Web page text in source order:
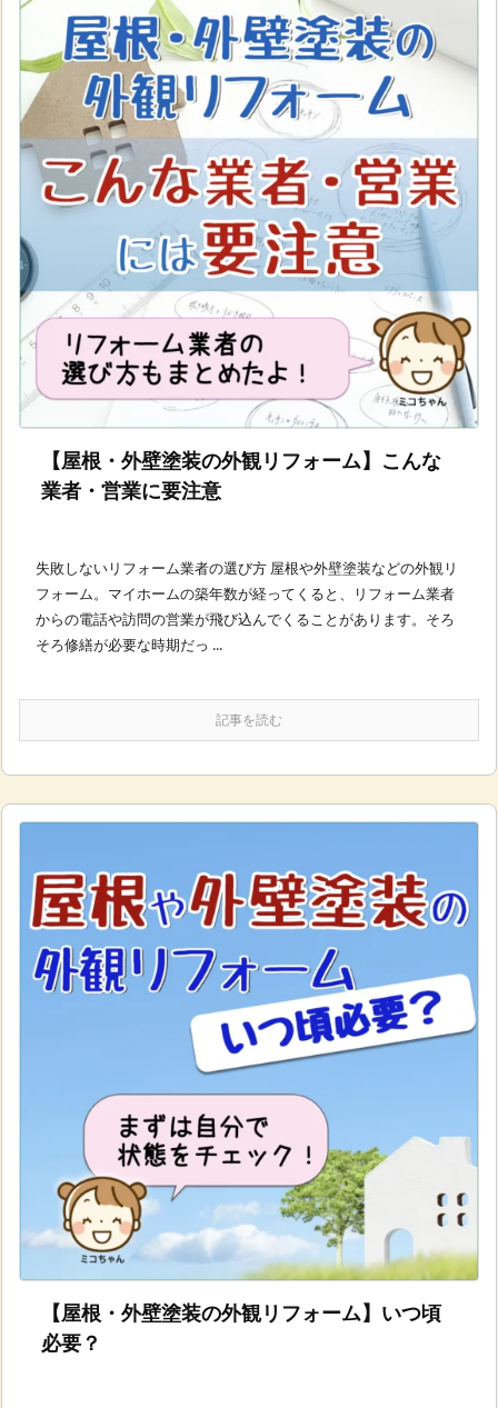
【屋根・外壁塗装の外観リフォーム】こんな
業者・営業に要注意
失敗しないリフォーム業者の選び方 屋根や外壁塗装などの外観リ
フォーム。マイホームの築年数が経ってくると、リフォーム業者
からの電話や訪問の営業が飛び込んでくることがあります。そろ
そろ修繕が必要な時期だっ ...
記事を読む
【屋根・外壁塗装の外観リフォーム】いつ頃
必要？